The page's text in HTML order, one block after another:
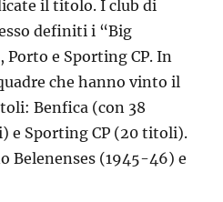
il titolo. I club di
definiti i “Big
Porto e Sporting CP. In
che hanno vinto il
Benfica (con 38
e Sporting CP (20 titoli).
Belenenses (1945-46) e